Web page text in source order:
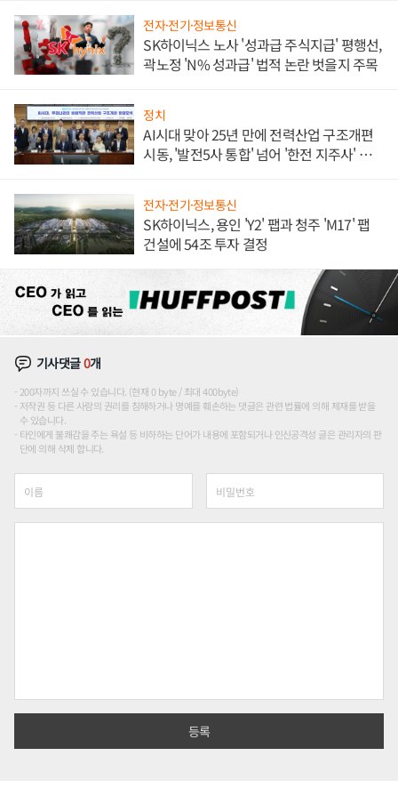
전자·전기·정보통신
SK하이닉스 노사 '성과급 주식지급' 평행선,
곽노정 'N% 성과급' 법적 논란 벗을지 주목
정치
AI시대 맞아 25년 만에 전력산업 구조개편
시동, '발전5사 통합' 넘어 '한전 지주사' 재편
전자·전기·정보통신
SK하이닉스, 용인 'Y2' 팹과 청주 'M17' 팹
건설에 54조 투자 결정
기사댓글0개
200자까지 쓰실 수 있습니다. (현재 0 byte / 최대 400byte)
저작권 등 다른 사람의 권리를 침해하거나 명예를 훼손하는 댓글은 관련 법률에 의해 제재를 받을
수 있습니다.
타인에게 불쾌감을 주는 욕설 등 비하하는 단어가 내용에 포함되거나 인신공격성 글은 관리자의 판
단에 의해 삭제 합니다.